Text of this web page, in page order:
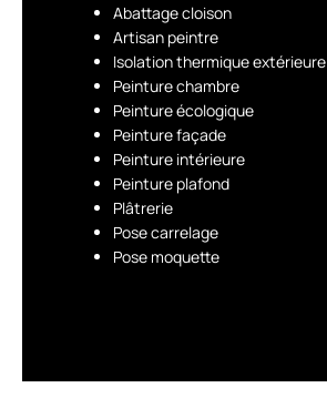
Abattage cloison
Artisan peintre
Isolation thermique extérieure
Peinture chambre
Peinture écologique
Peinture façade
Peinture intérieure
Peinture plafond
Plâtrerie
Pose carrelage
Pose moquette